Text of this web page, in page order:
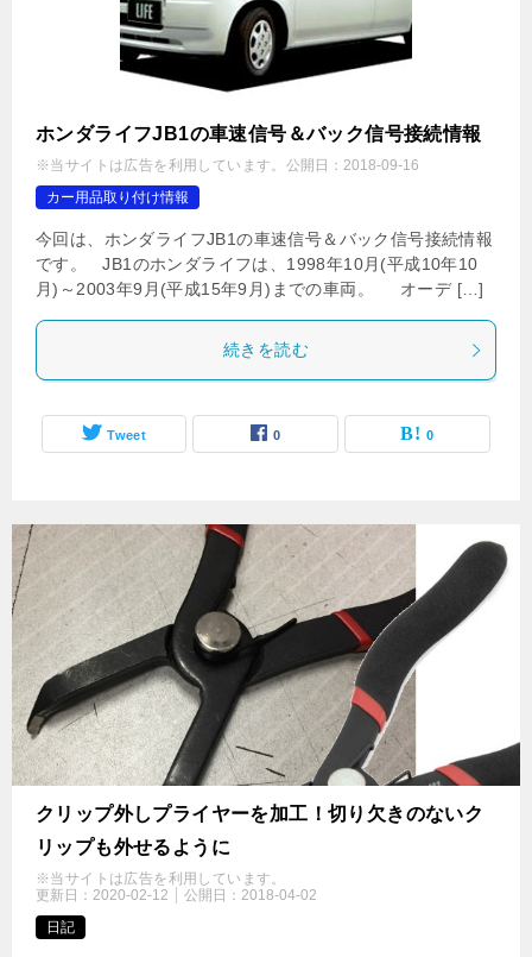
ホンダライフJB1の車速信号＆バック信号接続情報
※当サイトは広告を利用しています。 公開日： 2018-09-16
カー用品取り付け情報
今回は、ホンダライフJB1の車速信号＆バック信号接続情報
です。 JB1のホンダライフは、1998年10月(平成10年10
月)～2003年9月(平成15年9月)までの車両。 オーデ […]
続きを読む
Tweet 0 0
クリップ外しプライヤーを加工！切り欠きのないク
リップも外せるように
※当サイトは広告を利用しています。
更新日： 2020-02-12 公開日： 2018-04-02
日記